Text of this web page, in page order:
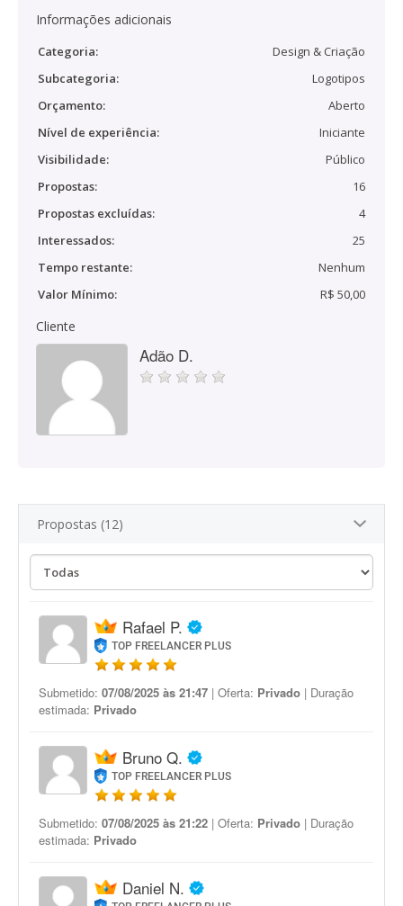
Informações adicionais
Categoria:
Design & Criação
Subcategoria:
Logotipos
Orçamento:
Aberto
Nível de experiência:
Iniciante
Visibilidade:
Público
Propostas:
16
Propostas excluídas:
4
Interessados:
25
Tempo restante:
Nenhum
Valor Mínimo:
R$ 50,00
Cliente
Adão D.
Propostas (12)
Rafael P.
TOP FREELANCER PLUS
Submetido: 07/08/2025 às 21:47 | Oferta: Privado | Duração
estimada: Privado
Bruno Q.
TOP FREELANCER PLUS
Submetido: 07/08/2025 às 21:22 | Oferta: Privado | Duração
estimada: Privado
Daniel N.